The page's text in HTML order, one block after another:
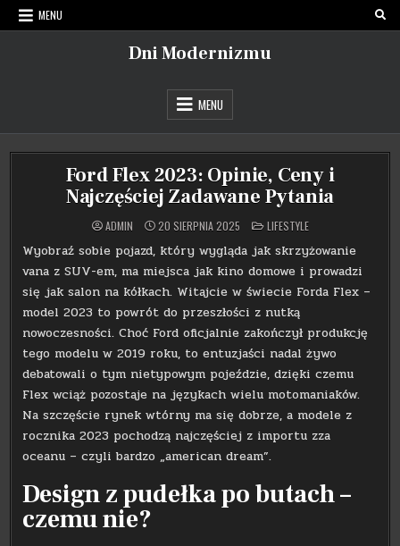
Skip
to
MENU
Dni Modernizmu
MENU
Ford Flex 2023: Opinie, Ceny i
Najczęściej Zadawane Pytania
ADMIN 20 SIERPNIA 2025 POSTED
IN
LIFESTYLE
Wyobraź sobie pojazd, który wygląda jak skrzyżowanie
vana z SUV-em, ma miejsca jak kino domowe i prowadzi
się jak salon na kółkach. Witajcie w świecie Forda Flex –
model 2023 to powrót do przeszłości z nutką
nowoczesności. Choć Ford oficjalnie zakończył produkcję
tego modelu w 2019 roku, to entuzjaści nadal żywo
debatowali o tym nietypowym pojeździe, dzięki czemu
Flex wciąż pozostaje na językach wielu motomaniaków.
Na szczęście rynek wtórny ma się dobrze, a modele z
rocznika 2023 pochodzą najczęściej z importu zza
oceanu – czyli bardzo „american dream”.
Design z pudełka po butach –
czemu nie?